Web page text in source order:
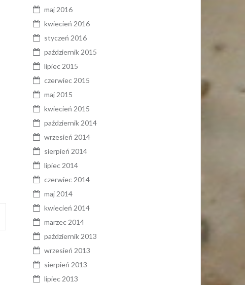
maj 2016
kwiecień 2016
styczeń 2016
październik 2015
lipiec 2015
czerwiec 2015
maj 2015
kwiecień 2015
październik 2014
wrzesień 2014
sierpień 2014
lipiec 2014
czerwiec 2014
maj 2014
kwiecień 2014
marzec 2014
październik 2013
wrzesień 2013
sierpień 2013
lipiec 2013